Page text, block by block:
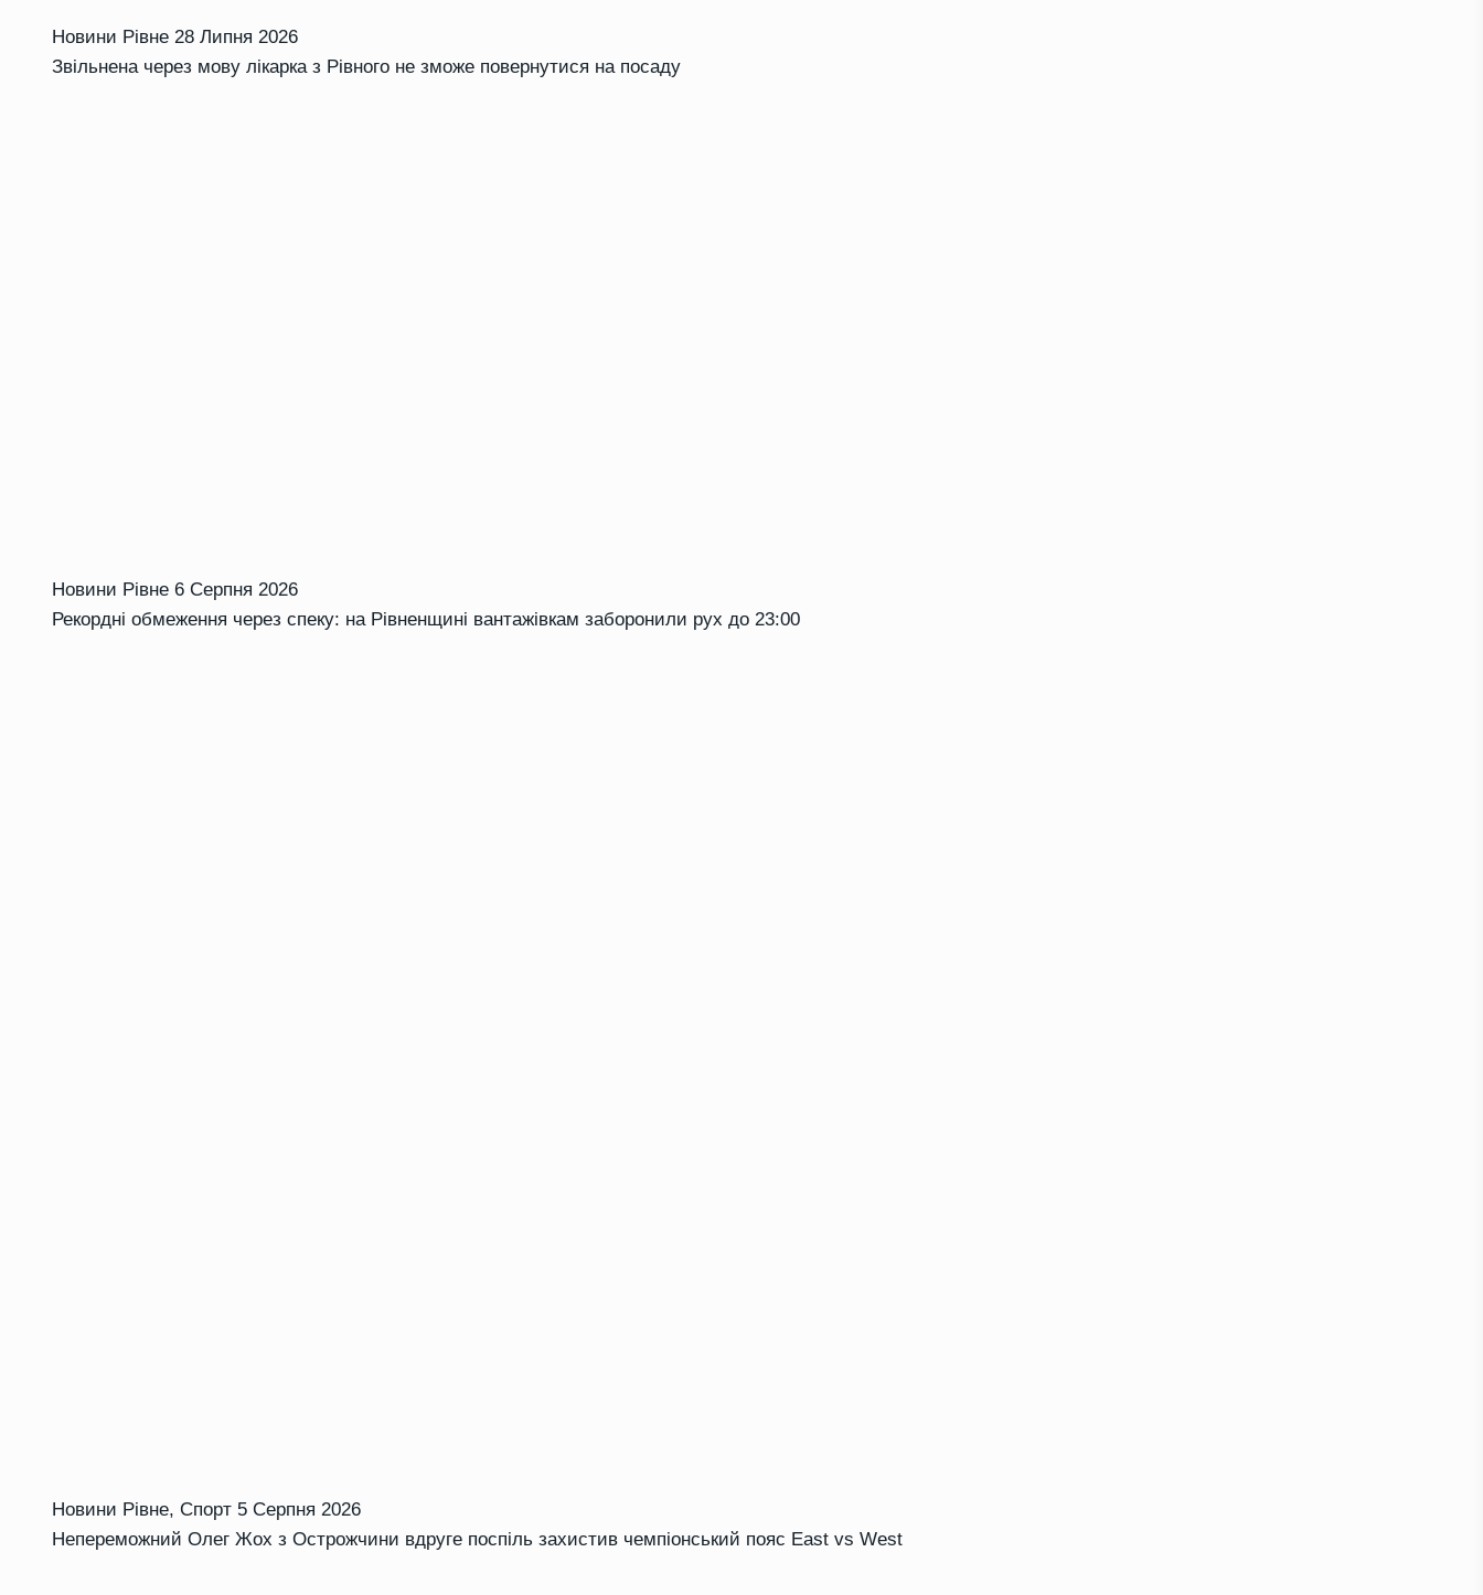
Новини Рівне 28 Липня 2026
Звільнена через мову лікарка з Рівного не зможе повернутися на посаду
Новини Рівне 6 Серпня 2026
Рекордні обмеження через спеку: на Рівненщині вантажівкам заборонили рух до 23:00
Новини Рівне, Спорт 5 Серпня 2026
Непереможний Олег Жох з Острожчини вдруге поспіль захистив чемпіонський пояс East vs West